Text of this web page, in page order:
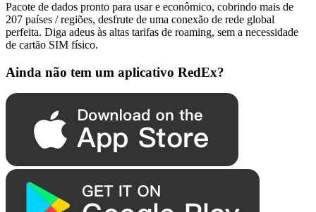
Pacote de dados pronto para usar e econômico, cobrindo mais de
207 países / regiões, desfrute de uma conexão de rede global
perfeita. Diga adeus às altas tarifas de roaming, sem a necessidade
de cartão SIM físico.
Ainda não tem um aplicativo RedEx?